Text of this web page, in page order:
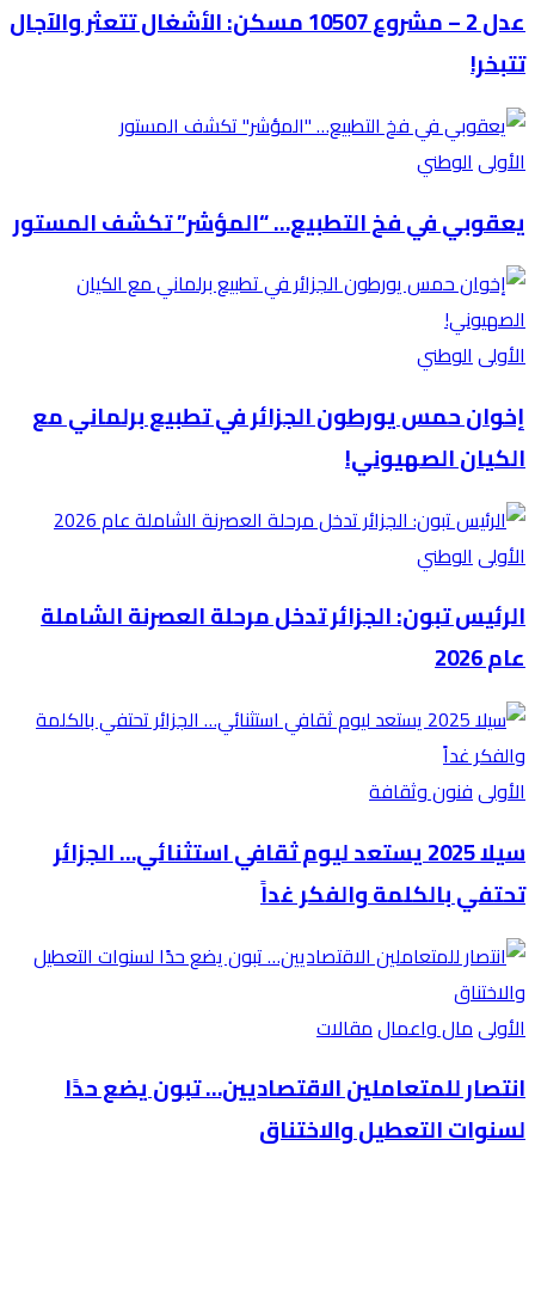
عدل 2 – مشروع 10507 مسكن: الأشغال تتعثر والآجال
تتبخر!
الأولىالوطني
يعقوبي في فخ التطبيع… “المؤشر” تكشف المستور
الأولىالوطني
إخوان حمس يورطون الجزائر في تطبيع برلماني مع
الكيان الصهيوني!
الأولىالوطني
الرئيس تبون: الجزائر تدخل مرحلة العصرنة الشاملة
عام 2026
الأولىفنون وثقافة
سيلا 2025 يستعد ليوم ثقافي استثنائي… الجزائر
تحتفي بالكلمة والفكر غداً
الأولىمال واعمالمقالات
انتصار للمتعاملين الاقتصاديين… تبون يضع حدًا
لسنوات التعطيل والاختناق